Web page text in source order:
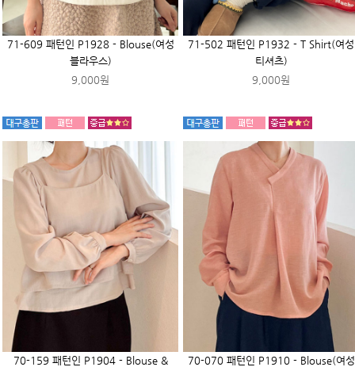
71-609 패턴인 P1928 - Blouse(여성
블라우스)
9,000원
71-502 패턴인 P1932 - T Shirt(여성
티셔츠)
9,000원
70-159 패턴인 P1904 - Blouse &
70-070 패턴인 P1910 - Blouse(여성